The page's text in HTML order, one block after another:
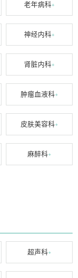
老年病科+
神经内科+
肾脏内科+
肿瘤血液科+
皮肤美容科+
麻醉科+
超声科+